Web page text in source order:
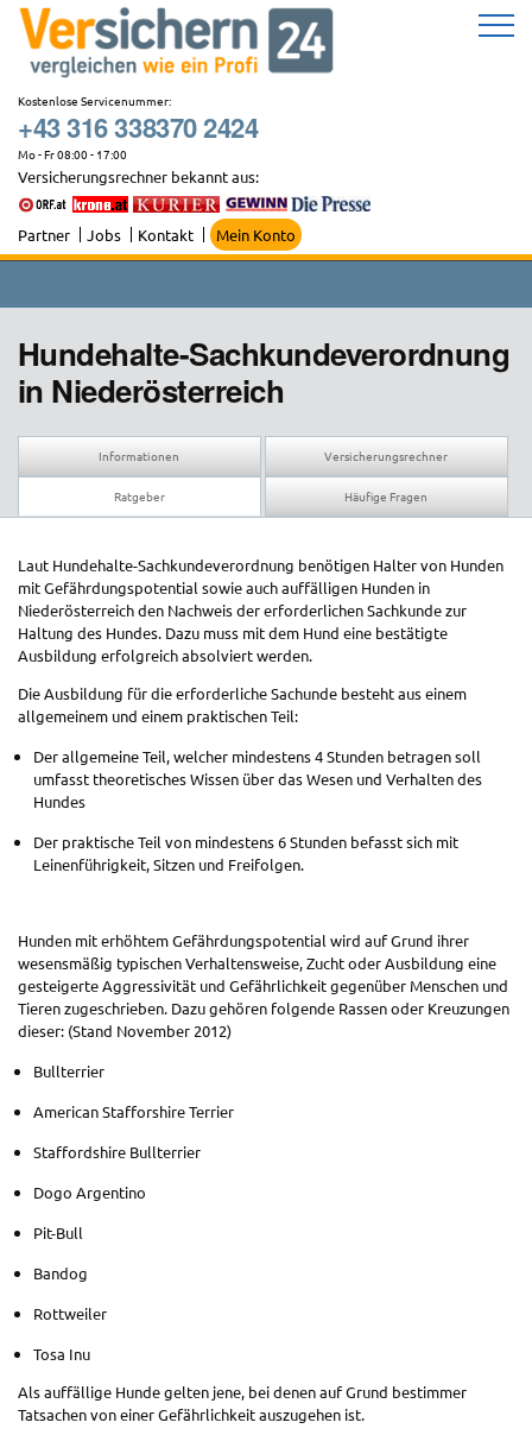
Zum
Inhalt
springen
Kostenlose Servicenummer:
+43 316 338370 2424
Mo - Fr 08:00 - 17:00
Versicherungsrechner bekannt aus:
Partner Jobs Kontakt Mein Konto
Hundehalte-Sachkundeverordnung
in Niederösterreich
Informationen Versicherungsrechner
Ratgeber Häufige Fragen
Laut Hundehalte-Sachkundeverordnung benötigen Halter von Hunden
mit Gefährdungspotential sowie auch auffälligen Hunden in
Niederösterreich den Nachweis der erforderlichen Sachkunde zur
Haltung des Hundes. Dazu muss mit dem Hund eine bestätigte
Ausbildung erfolgreich absolviert werden.
Die Ausbildung für die erforderliche Sachunde besteht aus einem
allgemeinem und einem praktischen Teil:
Der allgemeine Teil, welcher mindestens 4 Stunden betragen soll
umfasst theoretisches Wissen über das Wesen und Verhalten des
Hundes
Der praktische Teil von mindestens 6 Stunden befasst sich mit
Leinenführigkeit, Sitzen und Freifolgen.
Hunden mit erhöhtem Gefährdungspotential wird auf Grund ihrer
wesensmäßig typischen Verhaltensweise, Zucht oder Ausbildung eine
gesteigerte Aggressivität und Gefährlichkeit gegenüber Menschen und
Tieren zugeschrieben. Dazu gehören folgende Rassen oder Kreuzungen
dieser: (Stand November 2012)
Bullterrier
American Stafforshire Terrier
Staffordshire Bullterrier
Dogo Argentino
Pit-Bull
Bandog
Rottweiler
Tosa Inu
Als auffällige Hunde gelten jene, bei denen auf Grund bestimmer
Tatsachen von einer Gefährlichkeit auszugehen ist.